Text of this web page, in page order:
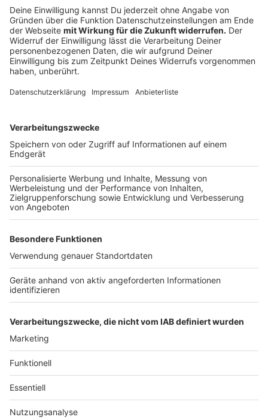
Hopfen und Cannabis und mehr als hundert andere
Arten zur selben Familie gehören. Deswegen könnte
man sagen, dass das Hanf-Bier, mit dem einige Brauer
aktuell experimentieren gar nicht so verrückt ist.
Anzeige
Anzeige
Bärte sind richtige Bierschlucker. Ein britischer
Forscher hat im Auftrag derGuiness-
Brauereiherausgefunden, dass ungefähr 0,56 Milliliter
in einem durchschnittlichen Schnurrbart hängen
bleiben. Hört sich erstmal nicht viel an, summiert sich
jährlich schätzungsweise 93.000 Liter Bier in den
Bärten hängen. Damit könnte man schon eine
ordentliche Party schmeißen.
Autor: David Müller
Anzeige